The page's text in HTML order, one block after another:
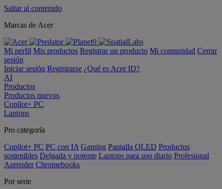
Saltar al contenido
Marcas de Acer
Mi perfil Mis productos Registrar un producto Mi comunidad Cerrar
sesión
Iniciar sesión Registrarse ¿Qué es Acer ID?
AI
Productos
Productos nuevos
Copilot+ PC
Laptops
Pro categoría
Copilot+ PC PC con IA Gaming Pantalla OLED Productos
sostenibles Delgada y potente Laptops para uso diario Profesional
Aprender Chromebooks
Por serie